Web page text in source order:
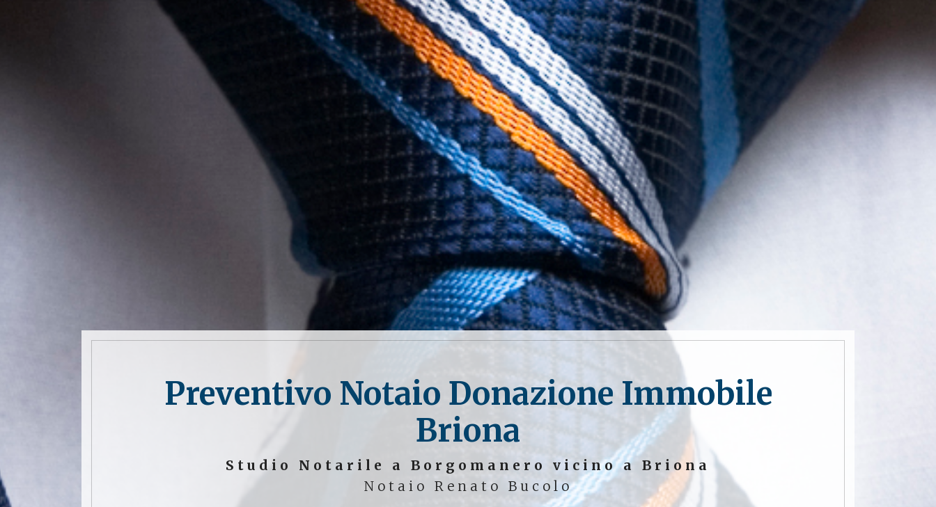
Preventivo Notaio Donazione Immobile
Briona
Studio Notarile a Borgomanero vicino a Briona
Notaio Renato Bucolo